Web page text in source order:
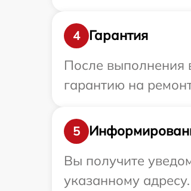
4
Гарантия
После выполнения
гарантию на
5
Вы получите
указанному адресу.